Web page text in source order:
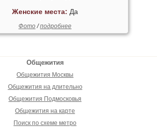
Женские места: Да
Фото/подробнее
Общежития
Общежития Москвы
Общежития на длительно
Общежития Подмосковья
Общежития на карте
Поиск по схеме метро